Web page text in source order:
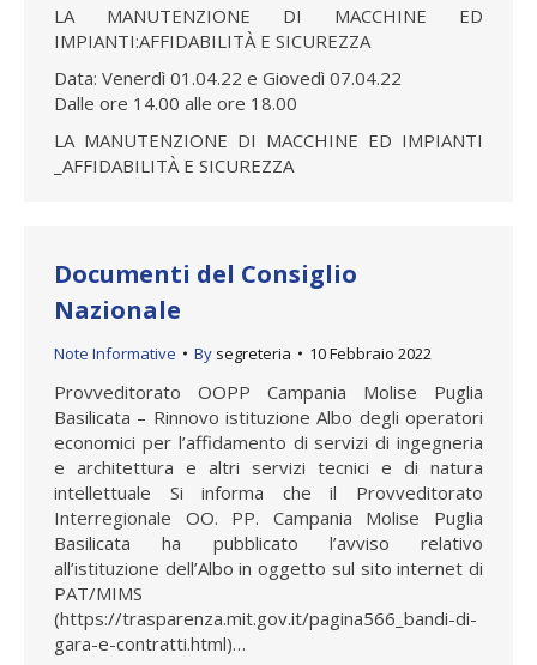
LA MANUTENZIONE DI MACCHINE ED
IMPIANTI:AFFIDABILITÀ E SICUREZZA
Data: Venerdì 01.04.22 e Giovedì 07.04.22
Dalle ore 14.00 alle ore 18.00
LA MANUTENZIONE DI MACCHINE ED IMPIANTI
_AFFIDABILITÀ E SICUREZZA
Documenti del Consiglio
Nazionale
Note Informative By segreteria 10 Febbraio 2022
Provveditorato OOPP Campania Molise Puglia
Basilicata – Rinnovo istituzione Albo degli operatori
economici per l’affidamento di servizi di ingegneria
e architettura e altri servizi tecnici e di natura
intellettuale Si informa che il Provveditorato
Interregionale OO. PP. Campania Molise Puglia
Basilicata ha pubblicato l’avviso relativo
all’istituzione dell’Albo in oggetto sul sito internet di
PAT/MIMS
(https://trasparenza.mit.gov.it/pagina566_bandi-di-
gara-e-contratti.html)…